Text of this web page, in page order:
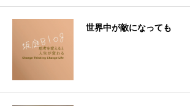
世界中が敵になっても